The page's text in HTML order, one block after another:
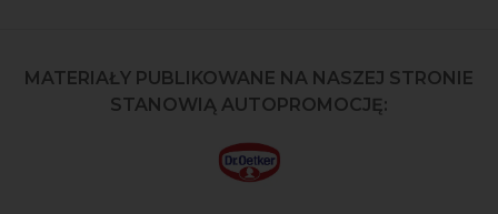
MATERIAŁY PUBLIKOWANE NA NASZEJ STRONIE
STANOWIĄ AUTOPROMOCJĘ: